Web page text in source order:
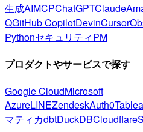
生成AIMCPChatGPTClaude
QGitHub CopilotDevinCursor
PythonセキュリティPM
プロダクトやサービスで探す
Google CloudMicrosoft
AzureLINEZendeskAuth0
マティカdbtDuckDBCloudflare